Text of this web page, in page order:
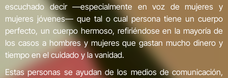
escuchado decir —especialmente en voz de mujeres y
mujeres jóvenes— que tal o cual persona tiene un cuerpo
perfecto, un cuerpo hermoso, refiriéndose en la mayoría de
los casos a hombres y mujeres que gastan mucho dinero y
tiempo en el cuidado y la vanidad.
Estas personas se ayudan de los medios de comunicación,